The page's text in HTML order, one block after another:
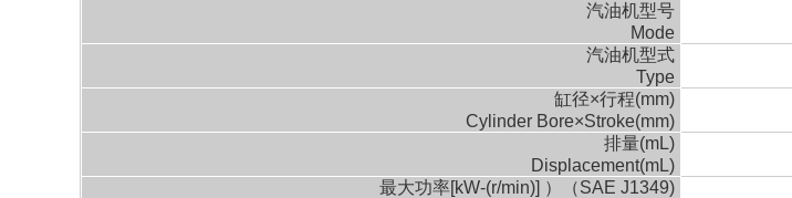
汽油机型号
Mode
汽油机型式
Type
缸径×行程(mm)
Cylinder Bore×Stroke(mm)
排量(mL)
Displacement(mL)
最大功率[kW-(r/min)] ）（SAE J1349)